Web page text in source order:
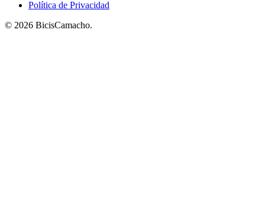
Política de Privacidad
© 2026 BicisCamacho.